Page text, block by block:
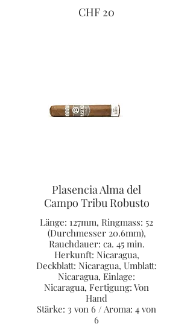
CHF 20
Plasencia Alma del
Campo Tribu Robusto
Länge: 127mm, Ringmass: 52
(Durchmesser 20.6mm),
Rauchdauer: ca. 45 min.
Herkunft: Nicaragua,
Deckblatt: Nicaragua, Umblatt:
Nicaragua, Einlage:
Nicaragua, Fertigung: Von
Hand
Stärke: 3 von 6 / Aroma: 4 von
6